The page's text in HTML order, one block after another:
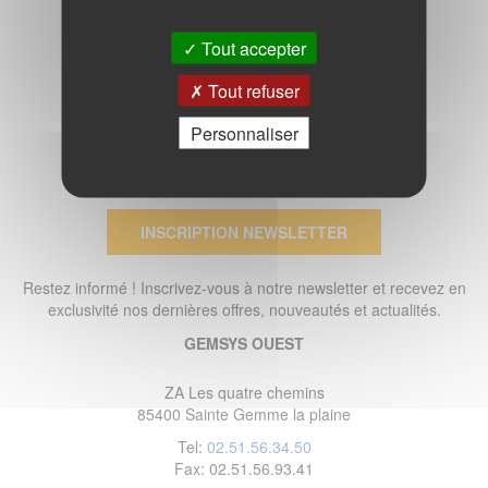
INSCRIPTION NEWSLETTER
Restez informé ! Inscrivez-vous à notre newsletter et recevez en
exclusivité nos dernières offres, nouveautés et actualités.
GEMSYS OUEST
ZA Les quatre chemins
85400 Sainte Gemme la plaine
Tel: 02.51.56.34.50
Fax: 02.51.56.93.41
Tout accepter
Tout refuser
Personnaliser